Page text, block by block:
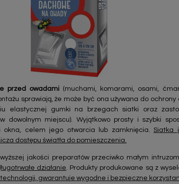
przed owadami(muchami, komarami, osami,
sprawiają, że może być ona używana do
elastycznej gumki na brzegach siatki oraz
dowolnym miejscu). Wyjątkowo prosty i szybki
okna, celem jego otwarcia lub zamknięcia.Siatka
dostępu światła do pomieszczenia.
jakości preparatów przeciwko małym
ługotrwałe działanie. Produkty produkowane są z
gwarantuje wygodne i bezpieczne